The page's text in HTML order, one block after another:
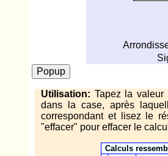
Utilisation: Tapez la
dans la case, après
correspondant et lisez le
"effacer" pour effacer le
Calculs